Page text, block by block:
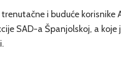
trenutačne i buduće
SAD-a Španjolskoj, a